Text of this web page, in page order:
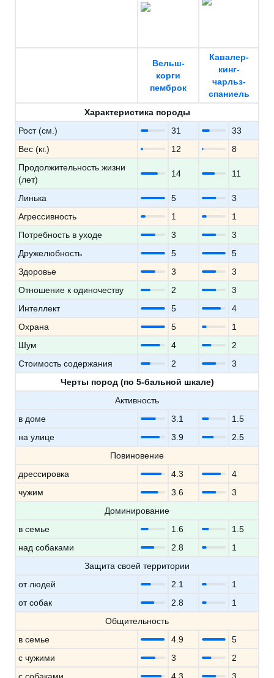
Вельш-
корги
пемброк
Кавалер-
кинг-
чарльз-
спаниель
Характеристика породы
Рост (см.)
31
33
Вес (кг.)
12
8
Продолжительность жизни
(лет)
14 11
Линька 5
3
Агрессивность
1
1
Потребность в уходе
3
3
Дружелюбность
5
5
Здоровье
3
3
Отношение к одиночеству
2
3
Интеллект
5
4
Охрана
5
1
Шум
4
2
Стоимость содержания
2
3
Черты пород (по 5-бальной шкале)
Активность
в доме
3.1
1.5
на улице
3.9
2.5
Повиновение
дрессировка
4.3
4
чужим
3.6
3
Доминирование
в семье
1.6
1.5
над собаками
2.8
1
Защита своей территории
от людей
2.1
1
от собак
2.8
1
Общительность
в семье
4.9
5
с чужими
3
2